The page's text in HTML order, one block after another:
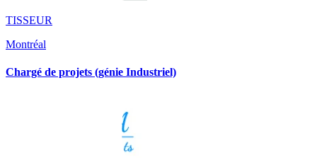
TISSEUR
Montréal
Chargé de projets (génie Industriel)